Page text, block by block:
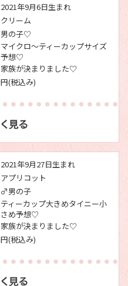
2021年9月6日生まれ
クリーム
男の子♡
マイクロ～ティーカップサイズ
予想♡
家族が決まりました♡
円(税込み)
2021年9月27日生まれ
アプリコット
♂男の子
ティーカップ大きめタイニー小
さめ予想♡
家族が決まりました♡
円(税込み)